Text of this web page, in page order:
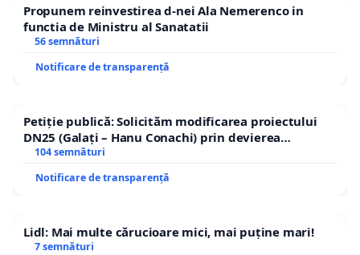
Propunem reinvestirea d-nei Ala Nemerenco in
functia de Ministru al Sanatatii
56 semnături
Notificare de transparență
Petiție publică: Solicităm modificarea proiectului
DN25 (Galați – Hanu Conachi) prin devierea
traseului în afara localităților!
104 semnături
Notificare de transparență
Lidl: Mai multe cărucioare mici, mai puține mari!
7 semnături